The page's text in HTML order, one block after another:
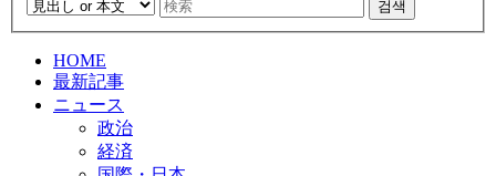
검색
HOME
最新記事
ニュース
政治
経済